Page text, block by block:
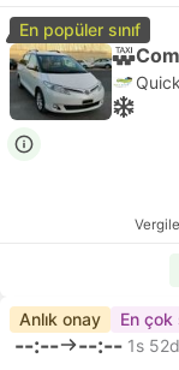
En popüler sınıf
Anlık onay En çok
--:-- --:-- 1s 52d